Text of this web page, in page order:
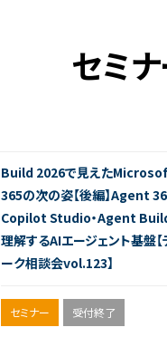
セミ
Build 2026で見えた
365の次の姿【後編】Agent
Copilot Studio・Agent
理解するAIエージェント基盤【
ーク相談会vol.123】
セミナー 受付終了